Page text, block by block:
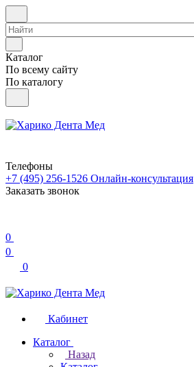
Каталог
По всему сайту
По каталогу
Телефоны
+7 (495) 256-1526 Онлайн-консультация
Заказать звонок
0
0
0
Кабинет
Каталог
Назад